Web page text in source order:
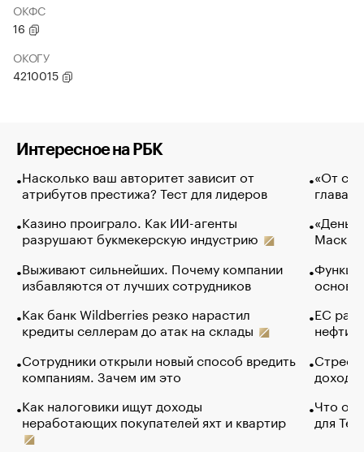
ОКФС
16
ОКОГУ
4210015
Интересное на РБК
Насколько ваш авторитет зависит от
атрибутов престижа? Тест для лидеров
Казино проиграло. Как ИИ-агенты
разрушают букмекерскую индустрию
Выживают сильнейших. Почему компании
избавляются от лучших сотрудников
Как банк Wildberries резко нарастил
кредиты селлерам до атак на склады
Сотрудники открыли новый способ вредить
компаниям. Зачем им это
Как налоговики ищут доходы
неработающих покупателей яхт и квартир
«От
глава
Маск в
основ
ЕС
нефти
Что
для